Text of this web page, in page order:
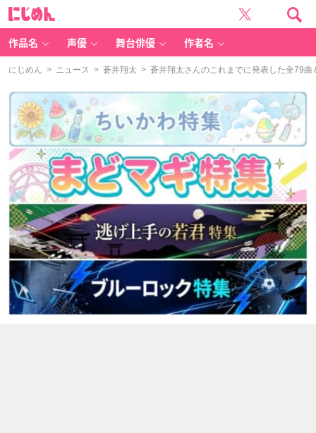
作品名 声優 舞台俳優 作者名
にじめん > ニュース > 蒼井翔太 > 蒼井翔太さんのこれまでに発表した全79曲